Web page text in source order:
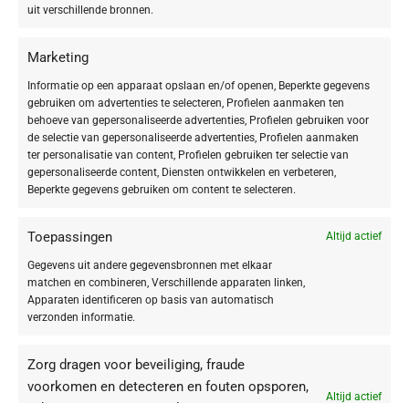
uit verschillende bronnen.
Marketing
Informatie op een apparaat opslaan en/of openen, Beperkte gegevens
gebruiken om advertenties te selecteren, Profielen aanmaken ten
behoeve van gepersonaliseerde advertenties, Profielen gebruiken voor
de selectie van gepersonaliseerde advertenties, Profielen aanmaken
ter personalisatie van content, Profielen gebruiken ter selectie van
gepersonaliseerde content, Diensten ontwikkelen en verbeteren,
Beperkte gegevens gebruiken om content te selecteren.
Toepassingen Altijd actief
Gegevens uit andere gegevensbronnen met elkaar
matchen en combineren, Verschillende apparaten linken,
Apparaten identificeren op basis van automatisch
verzonden informatie.
Zorg dragen voor beveiliging, fraude
voorkomen en detecteren en fouten opsporen,
Altijd actief